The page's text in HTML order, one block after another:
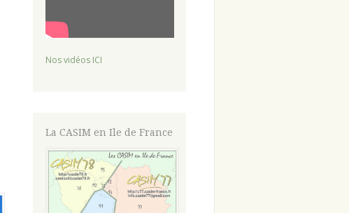
Nos vidéos ICI
La CASIM en Ile de France